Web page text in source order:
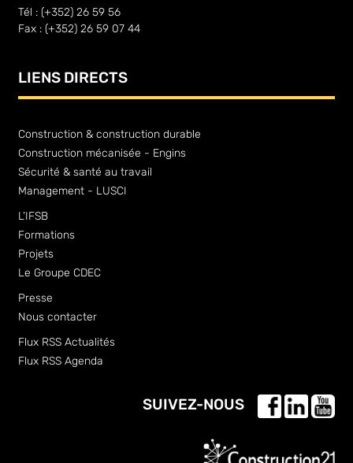
Tél : (+352) 26 59 56
Fax : (+352) 26 59 07 44
LIENS DIRECTS
Construction & construction durable
Construction mécanisée - Engins
Sécurité & santé au travail
Management - LUSCI
L’IFSB
Formations
Projets
Le Groupe CDEC
Presse
Nous contacter
Flux RSS Actualités
Flux RSS Agenda
SUIVEZ-NOUS